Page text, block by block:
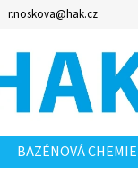
r.noskova@hak.cz
BAZÉNOVÁ CHEMIE